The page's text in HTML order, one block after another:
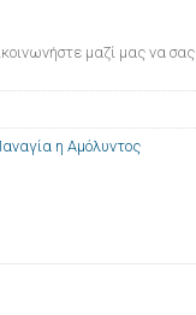
μαζί μας να σας
η Αμόλυντος